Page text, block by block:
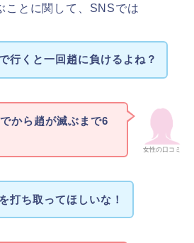
ことに関して、SNSでは
行くと一回趙に負けるよね？
女性の口コミ
から趙が滅ぶまで6
打ち取ってほしいな！